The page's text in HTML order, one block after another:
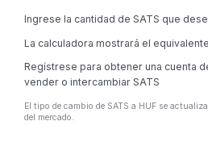
Ingrese la cantidad de SATS que
La calculadora mostrará el
Regístrese para obtener una cuenta
vender o intercambiar SATS
El tipo de cambio de SATS a HUF se
del mercado.